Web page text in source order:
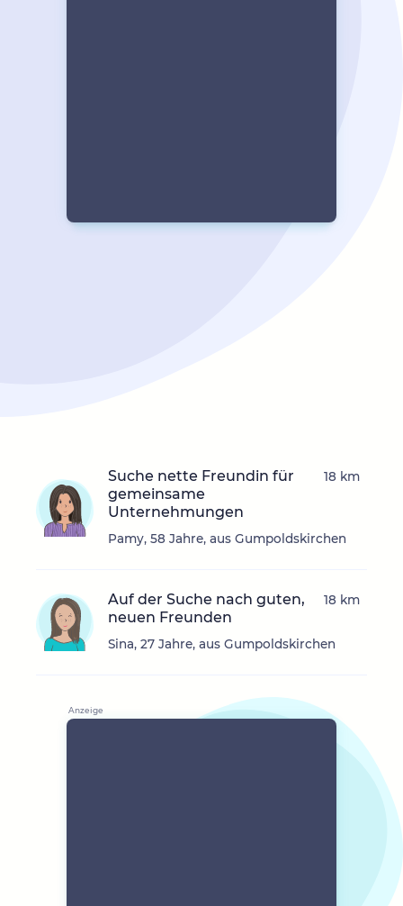
Suche nette Freundin für
gemeinsame
Unternehmungen
Pamy, 58 Jahre, aus Gumpoldskirchen
18 km
Auf der Suche nach guten,
neuen Freunden
Sina, 27 Jahre, aus Gumpoldskirchen
18 km